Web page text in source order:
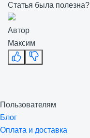
Статья была полезна?
Автор
Максим
Пользователям
Блог
Оплата и доставка